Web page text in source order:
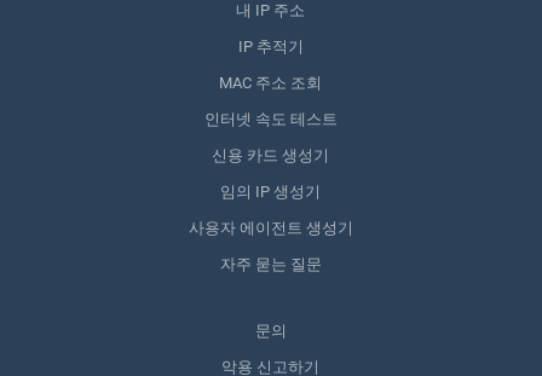
내 IP 주소
IP 추적기
MAC 주소 조회
인터넷 속도 테스트
신용 카드 생성기
임의 IP 생성기
사용자 에이전트 생성기
자주 묻는 질문
문의
악용 신고하기